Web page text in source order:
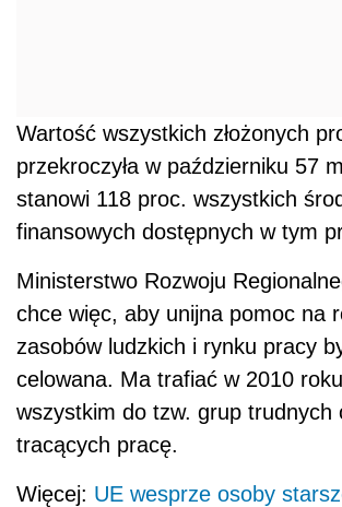
Wartość wszystkich złożonych
przekroczyła w październiku 57
stanowi 118 proc. wszystkich
finansowych dostępnych w tym
Ministerstwo Rozwoju
chce więc, aby unijna pomoc na
zasobów ludzkich i rynku pracy
celowana. Ma trafiać w 2010
wszystkim do tzw. grup trudnych
tracących pracę.
Więcej: UE wesprze osoby